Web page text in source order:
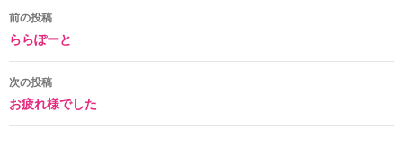
投
稿
ナ
ビ
前の投稿
ららぽーと
次の投稿
お疲れ様でした